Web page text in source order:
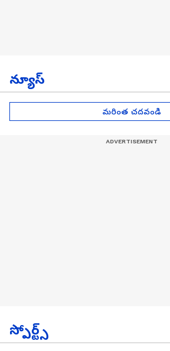
న్యూస్
మరింత చదవండి
స్పోర్ట్స్